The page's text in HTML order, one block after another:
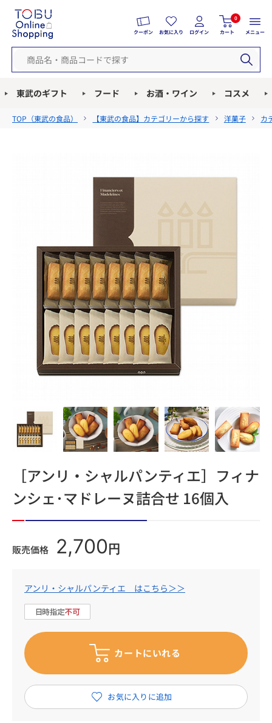
クーポン お気に入り ログイン
0
カート メニュー
東武のギフト フード お酒・ワイン コスメ
TOP（東武の食品） 【東武の食品】カテゴリーから探す 洋菓子 カ
［アンリ・シャルパンティエ］フィナ
ンシェ･マドレーヌ詰合せ 16個入
販売価格 2,700 円
アンリ・シャルパンティエ はこちら＞＞